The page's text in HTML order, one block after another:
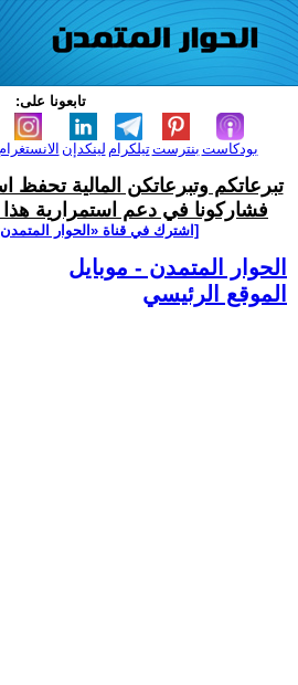
تابعونا على:
الانستغرام لينكدإن تيلكرامبنترست بودكاست
تبرعاتكم وتبرعاتكن المالية تحفظ
فشاركونا في دعم استمرارية هذا
[اشترك في قناة ‫«الحوار
الحوار المتمدن - موبايل
الموقع الرئيسي